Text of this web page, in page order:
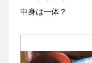
中身は一体？